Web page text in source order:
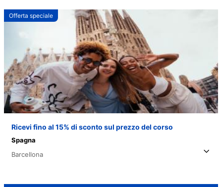
Offerta speciale
Ricevi fino al 15% di sconto sul prezzo del corso
Spagna
Barcellona